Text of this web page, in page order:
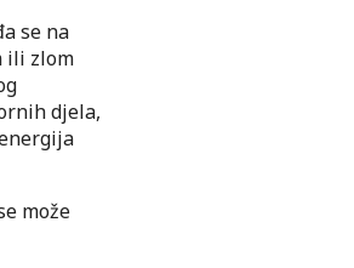
se na
ili zlom
djela,
može